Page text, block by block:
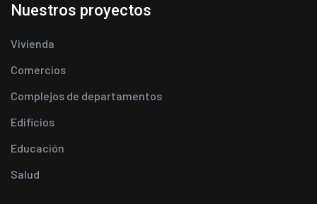
Nuestros proyectos
Vivienda
Comercios
Complejos de departamentos
Edificios
Educación
Salud